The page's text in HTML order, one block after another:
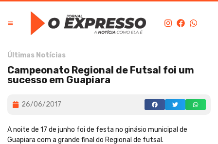
Últimas Notícias
Campeonato Regional de Futsal foi um
sucesso em Guapiara
26/06/2017
A noite de 17 de junho foi de festa no ginásio municipal de
Guapiara com a grande final do Regional de futsal.